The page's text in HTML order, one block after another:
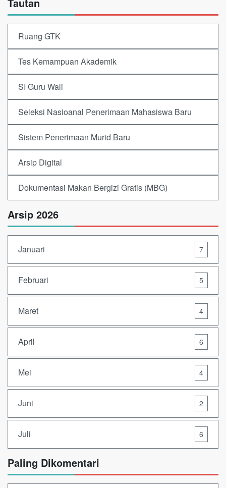
Ruang GTK
Tes Kemampuan Akademik
SI Guru Wali
Seleksi Nasioanal Penerimaan Mahasiswa Baru
Sistem Penerimaan Murid Baru
Arsip Digital
Dokumentasi Makan Bergizi Gratis (MBG)
Arsip 2026
Januari 7
Februari 5
Maret 4
April 6
Mei 4
Juni 2
Juli 6
Paling Dikomentari